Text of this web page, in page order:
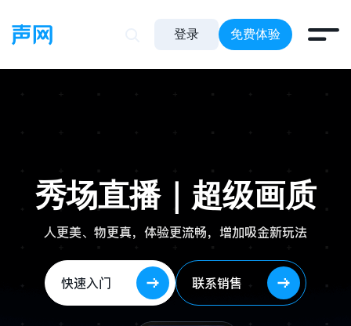
登录 免费体验
秀场直播｜超级画质
人更美、物更真，体验更流畅，增加吸金新玩法
快速入门 联系销售